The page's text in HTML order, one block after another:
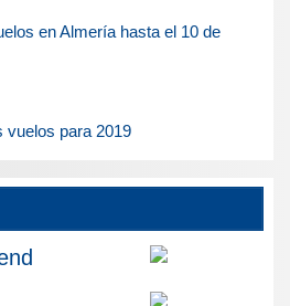
en Almería hasta el 10 de
vuelos para 2019